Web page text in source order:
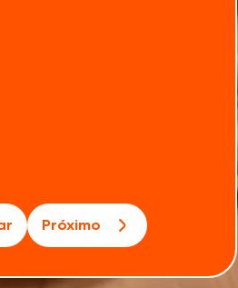
Próximo